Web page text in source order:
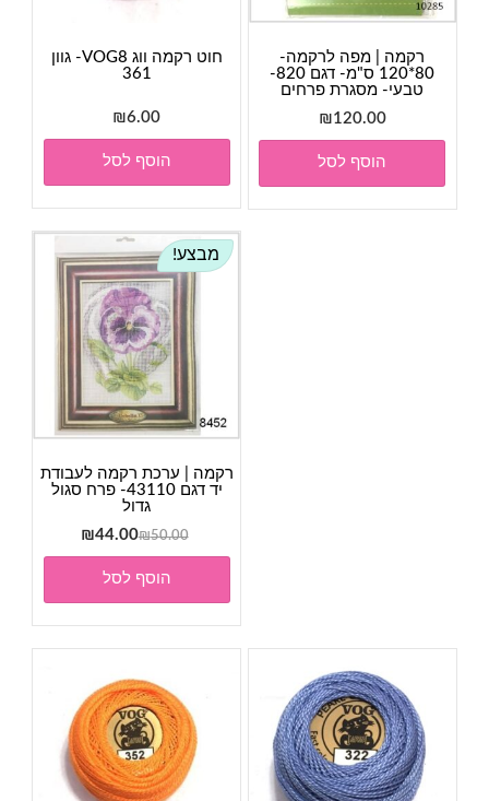
רקמה | מפה לרקמה-
80*120 ס"מ- דגם 820-
טבעי- מסגרת פרחים
₪120.00
הוסף לסל
חוט רקמה ווג VOG8- גוון
361
₪6.00
הוסף לסל
מבצע!
רקמה | ערכת רקמה לעבודת
יד דגם 43110- פרח סגול
גדול
₪50.00
המחיר
המקורי
היה:
₪50.00.
₪44.00
הנוכחי
₪44.00.
הוסף לסל